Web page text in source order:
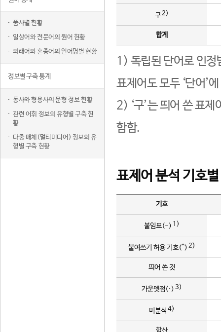
품사별 현황
일상어와 전문어의 원어 현황
외래어와 혼종어의 언어명별 현황
정보별 구축 통계
동사와 형용사의 문형 정보 현황
관련 어휘 정보의 유형별 구축 현
황
다중 매체(멀티미디어) 정보의 유
형별 구축 현황
구2)
합계
1) 독립된 단어로 인정
표제어도 모두 ‘단어’
2) ‘구’는 띄어 쓴 표
함함.
표제어 분석 기호
기호
붙임표(-) 1)
붙여쓰기 허용 기호(^) 2)
띄어 쓴 것
가운뎃점(·) 3)
미분석 4)